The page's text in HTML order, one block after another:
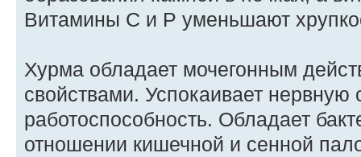
Витамины С и P уменьшают
Хурма обладает мочегонным
свойствами. Успокаивает нервную
работоспособность. Обладает
отношении кишечной и сенной